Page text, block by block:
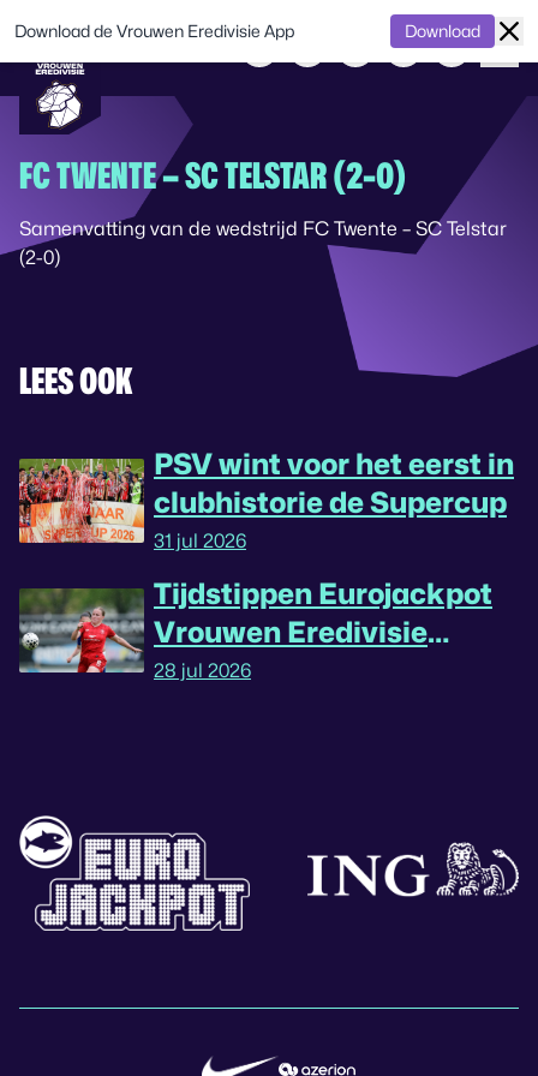
FC TWENTE – SC TELSTAR (2-0)
Samenvatting van de wedstrijd FC Twente – SC Telstar
(2-0)
LEES OOK
PSV wint voor het eerst in
clubhistorie de Supercup
31 jul 2026
Tijdstippen Eurojackpot
Vrouwen Eredivisie
omgedraaid
28 jul 2026
Download de Vrouwen Eredivisie App Download